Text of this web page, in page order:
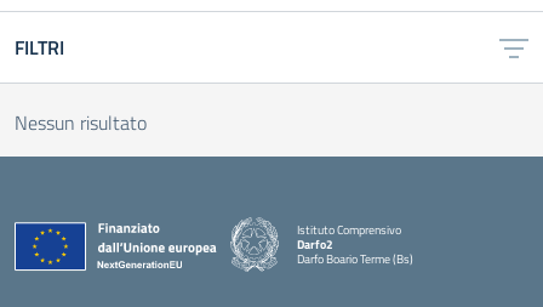
FILTRI
Nessun risultato
Istituto Comprensivo
Darfo2
Darfo Boario Terme (Bs)